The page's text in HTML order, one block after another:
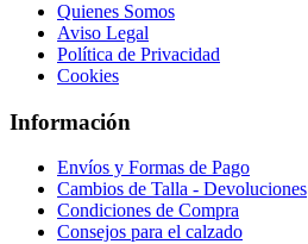
Quienes Somos
Aviso Legal
Política de Privacidad
Cookies
Información
Envíos y Formas de Pago
Cambios de Talla - Devoluciones
Condiciones de Compra
Consejos para el calzado